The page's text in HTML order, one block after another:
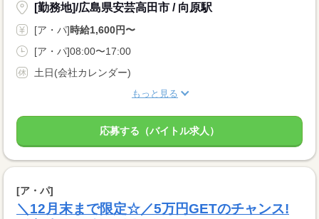
[勤務地]/広島県安芸高田市 / 向原駅
[ア・パ]時給1,600円〜
[ア・パ]08:00〜17:00
土日(会社カレンダー)
もっと見る
応募する（バイトル求人）
[ア・パ]
＼12月末まで限定☆／5万円GETのチャンス!